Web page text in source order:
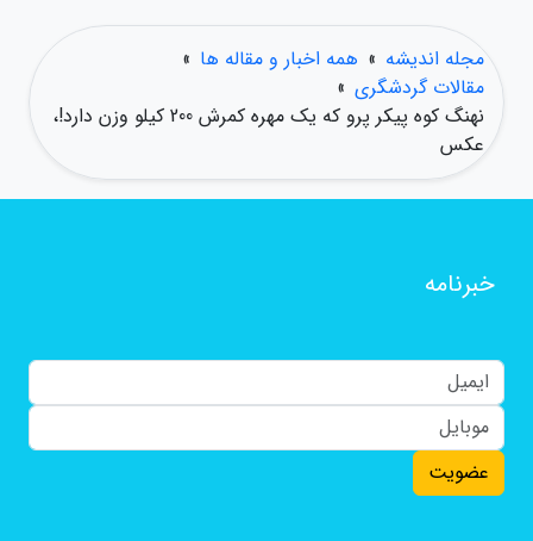
مجله اندیشه » همه اخبار و مقاله ها »
مقالات گردشگری »
نهنگ کوه پیکر پرو که یک مهره کمرش 200 کیلو وزن دارد!،
عکس
خبرنامه
عضویت